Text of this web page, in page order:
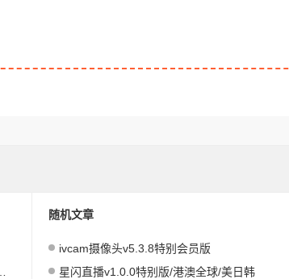
随机文章
ivcam摄像头v5.3.8特别会员版
星闪直播v1.0.0特别版/港澳全球/美日韩